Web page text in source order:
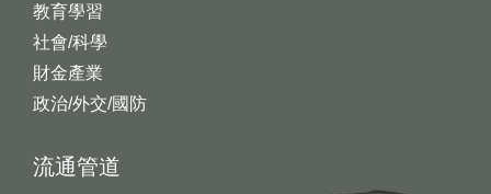
教育學習
社會/科學
財金產業
政治/外交/國防
流通管道